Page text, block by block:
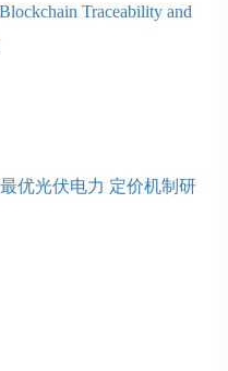
Traceability and
优光伏电力 定价机制研